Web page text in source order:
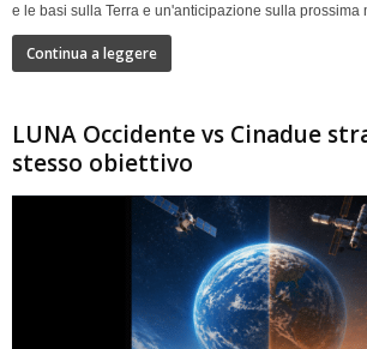
e le basi sulla Terra e un'anticipazione sulla prossima
Continua a leggere
LUNA Occidente vs Cinadue
stesso obiettivo